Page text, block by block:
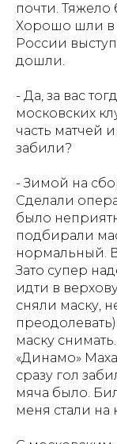
почти. Тяжело
Хорошо шли в
России
дошли.
- Да, за вас
московских
часть матчей
забили?
- Зимой на
Сделали
было
подбирали
нормальный.
Зато супер
идти в
сняли маску,
маску
«Динамо»
сразу гол
мяча было.
меня стали на